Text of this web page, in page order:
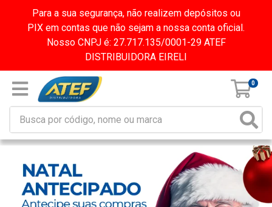
Para a sua segurança, não realizem depósitos ou
PIX em contas que não sejam a nossa conta oficial.
Nosso CNPJ é: 27.717.135/0001-29 ATEF
DISTRIBUIDORA EIRELI
0